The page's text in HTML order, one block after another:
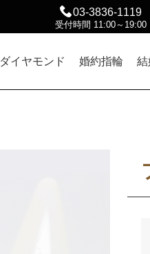
03-3836-1119
受付時間 11:00～19:00
ダイヤモンド 婚約指輪 結